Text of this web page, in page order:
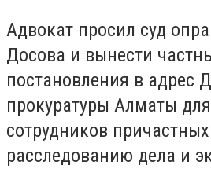
Адвокат просил суд
Досова и вынести
постановления в адрес
прокуратуры Алматы
сотрудников
расследованию дела и